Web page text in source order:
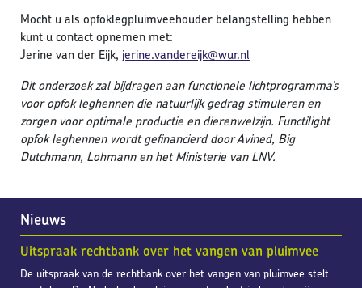
Nieuws
Uitspraak rechtbank over het vangen van pluimvee
De uitspraak van de rechtbank over het vangen van pluimvee stelt
Mocht u als opfoklegpluimveehouder belangstelling hebben
kunt u contact opnemen met:
Jerine van der Eijk, jerine.vandereijk@wur.nl
Dit onderzoek zal bijdragen aan functionele lichtprogramma’s
voor opfok leghennen die natuurlijk gedrag stimuleren en
zorgen voor optimale productie en dierenwelzijn. Functilight
opfok leghennen wordt gefinancierd door Avined, Big
Dutchmann, Lohmann en het Ministerie van LNV.